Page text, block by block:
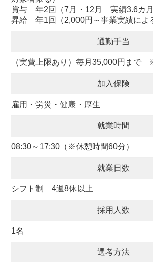
賞与 年2回（7月・12月 実績3.6カ月
昇給 年1回（2,000円～事業実績によ
通勤手当
（実費上限あり）毎月35,000円まで
加入保険
雇用・労災・健康・厚生
就業時間
08:30～17:30（※休憩時間60分）
就業日数
シフト制 4週8休以上
採用人数
1名
選考方法